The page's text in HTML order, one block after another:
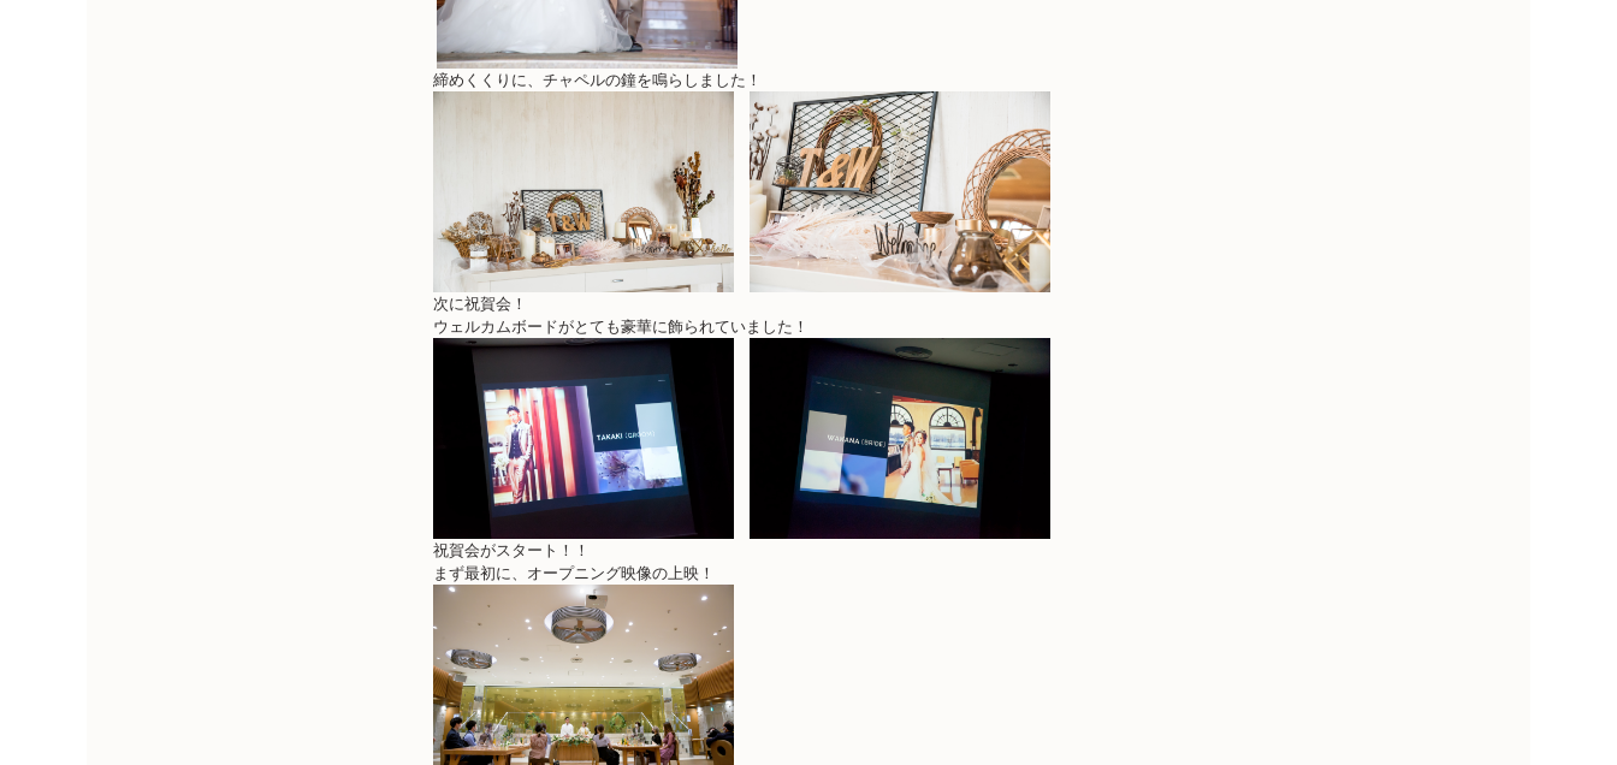
締めくくりに、チャペルの鐘を鳴らしました！
次に祝賀会！
ウェルカムボードがとても豪華に飾られていました！
祝賀会がスタート！！
まず最初に、オープニング映像の上映！